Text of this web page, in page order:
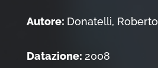
Autore: Donatelli, Roberto
Datazione: 2008